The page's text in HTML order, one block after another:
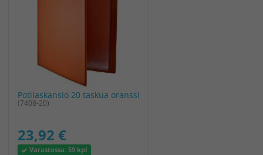
Potilaskansio 20 taskua oranssi
(7408-20)
23,92 €
Varastossa:59 kpl